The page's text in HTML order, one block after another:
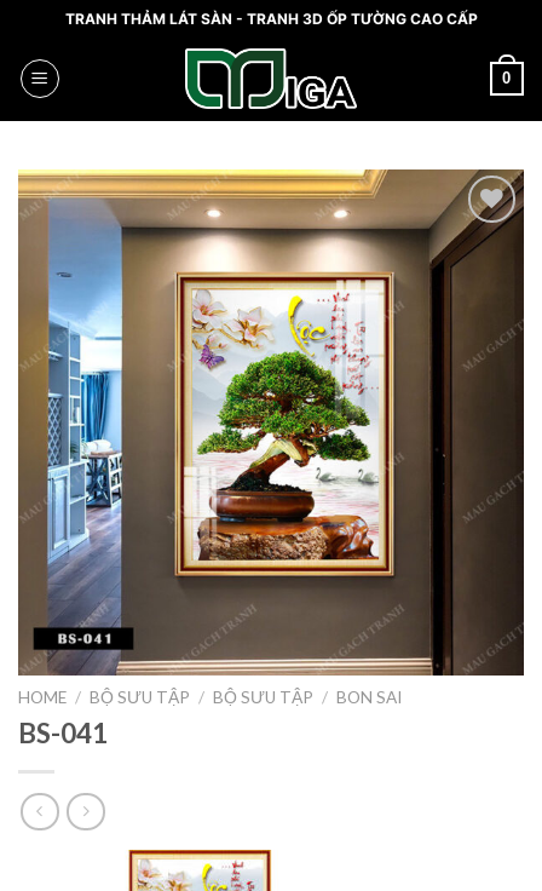
content
TRANH THẢM LÁT SÀN - TRANH 3D ỐP TƯỜNG CAO CẤP
0
Add to
wishlist
HOME / BỘ SƯU TẬP / BỘ SƯU TẬP / BON SAI
BS-041